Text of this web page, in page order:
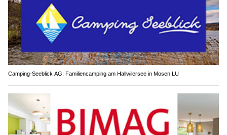
Camping-Seeblick AG: Familiencamping am Hallwilersee in Mosen LU